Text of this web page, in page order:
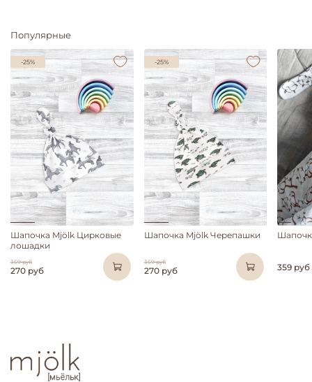
Популярные
-25%
Шапочка Mjölk Цирковые
лошадки
359 руб
270 руб
-25%
Шапочка Mjölk Черепашки
359 руб
270 руб 359 руб